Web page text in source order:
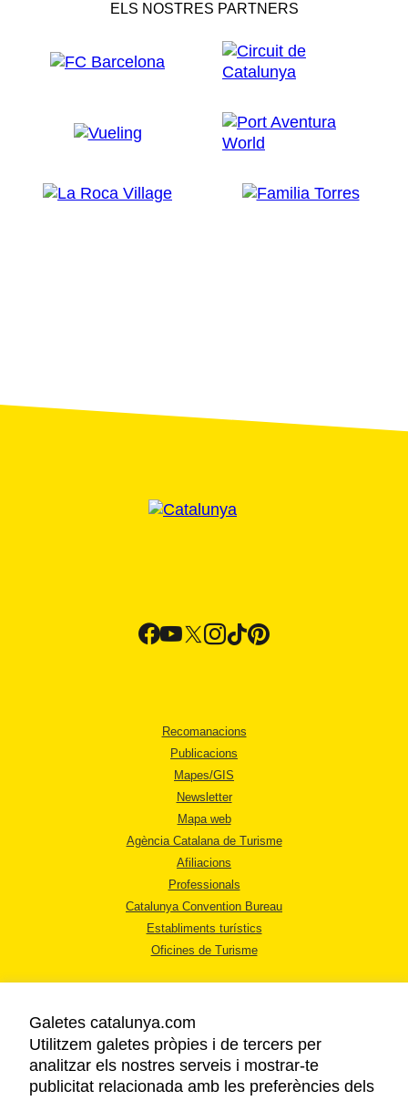
ELS NOSTRES PARTNERS
Recomanacions
Publicacions
Mapes/GIS
Newsletter
Mapa web
Agència Catalana de Turisme
Afiliacions
Professionals
Catalunya Convention Bureau
Establiments turístics
Oficines de Turisme
AVÍS LEGAL
Galetes catalunya.com
Utilitzem galetes pròpies i de tercers per
analitzar els nostres serveis i mostrar-te
publicitat relacionada amb les preferències dels